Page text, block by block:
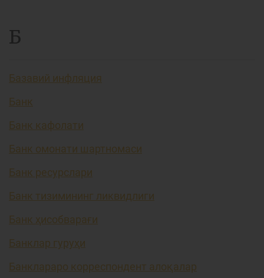
Б
Базавий инфляция
Банк
Банк кафолати
Банк омонати шартномаси
Банк ресурслари
Банк тизимининг ликвидлиги
Банк ҳисобварағи
Банклар гуруҳи
Банклараро корреспондент алоқалар